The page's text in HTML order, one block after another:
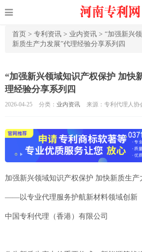
首页 > 专利资讯 > 业内资讯 > “加强新兴
新质生产力发展”代理经验分享系列四
“加强新兴领域知识产权保护 加快
理经验分享系列四
2026-04-25 分类： 业内资讯 来源：专利代理人协
加强新兴领域知识产权保护 加快新质生产
——以专业代理服务护航新材料领域创新
中国专利代理（香港）有限公司